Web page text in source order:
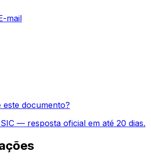
mail
este documento?
— resposta oficial em até 20 dias.